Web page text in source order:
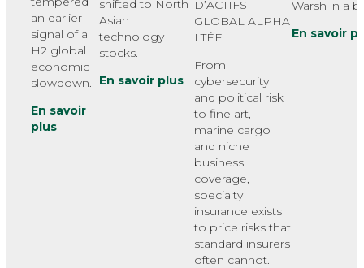
an earlier
signal of a
H2 global
economic
slowdown.
En savoir
plus
shifted to North
Asian
technology
stocks.
En savoir plus
D’ACTIFS
GLOBAL ALPHA
LTÉE
From
cybersecurity
and political risk
to fine art,
marine cargo
and niche
business
coverage,
specialty
insurance exists
to price risks that
standard insurers
often cannot.
Warsh in a
En savoir